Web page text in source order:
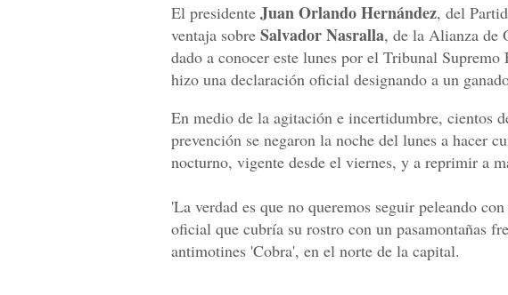
El presidente Juan Orlando Hernández, del
ventaja sobre Salvador Nasralla, de la Alianza de
dado a conocer este lunes por el Tribunal
hizo una declaración oficial designando a un
En medio de la agitación e incertidumbre, cientos
prevención se negaron la noche del lunes a hacer
nocturno, vigente desde el viernes, y a reprimir a
'La verdad es que no queremos seguir peleando
oficial que cubría su rostro con un pasamontañas
antimotines 'Cobra', en el norte de la capital.